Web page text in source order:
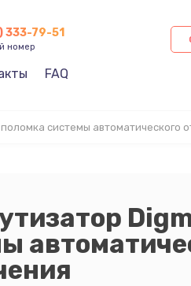
333-79-51
номер
FAQ
системы автоматического